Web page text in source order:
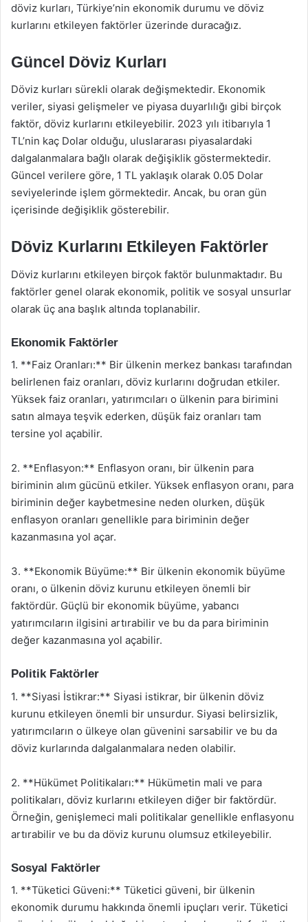
döviz kurları, Türkiye’nin ekonomik durumu ve döviz
kurlarını etkileyen faktörler üzerinde duracağız.
Güncel Döviz Kurları
Döviz kurları sürekli olarak değişmektedir. Ekonomik
veriler, siyasi gelişmeler ve piyasa duyarlılığı gibi birçok
faktör, döviz kurlarını etkileyebilir. 2023 yılı itibarıyla 1
TL’nin kaç Dolar olduğu, uluslararası piyasalardaki
dalgalanmalara bağlı olarak değişiklik göstermektedir.
Güncel verilere göre, 1 TL yaklaşık olarak 0.05 Dolar
seviyelerinde işlem görmektedir. Ancak, bu oran gün
içerisinde değişiklik gösterebilir.
Döviz Kurlarını Etkileyen Faktörler
Döviz kurlarını etkileyen birçok faktör bulunmaktadır. Bu
faktörler genel olarak ekonomik, politik ve sosyal unsurlar
olarak üç ana başlık altında toplanabilir.
Ekonomik Faktörler
1. **Faiz Oranları:** Bir ülkenin merkez bankası tarafından
belirlenen faiz oranları, döviz kurlarını doğrudan etkiler.
Yüksek faiz oranları, yatırımcıları o ülkenin para birimini
satın almaya teşvik ederken, düşük faiz oranları tam
tersine yol açabilir.
2. **Enflasyon:** Enflasyon oranı, bir ülkenin para
biriminin alım gücünü etkiler. Yüksek enflasyon oranı, para
biriminin değer kaybetmesine neden olurken, düşük
enflasyon oranları genellikle para biriminin değer
kazanmasına yol açar.
3. **Ekonomik Büyüme:** Bir ülkenin ekonomik büyüme
oranı, o ülkenin döviz kurunu etkileyen önemli bir
faktördür. Güçlü bir ekonomik büyüme, yabancı
yatırımcıların ilgisini artırabilir ve bu da para biriminin
değer kazanmasına yol açabilir.
Politik Faktörler
1. **Siyasi İstikrar:** Siyasi istikrar, bir ülkenin döviz
kurunu etkileyen önemli bir unsurdur. Siyasi belirsizlik,
yatırımcıların o ülkeye olan güvenini sarsabilir ve bu da
döviz kurlarında dalgalanmalara neden olabilir.
2. **Hükümet Politikaları:** Hükümetin mali ve para
politikaları, döviz kurlarını etkileyen diğer bir faktördür.
Örneğin, genişlemeci mali politikalar genellikle enflasyonu
artırabilir ve bu da döviz kurunu olumsuz etkileyebilir.
Sosyal Faktörler
1. **Tüketici Güveni:** Tüketici güveni, bir ülkenin
ekonomik durumu hakkında önemli ipuçları verir. Tüketici